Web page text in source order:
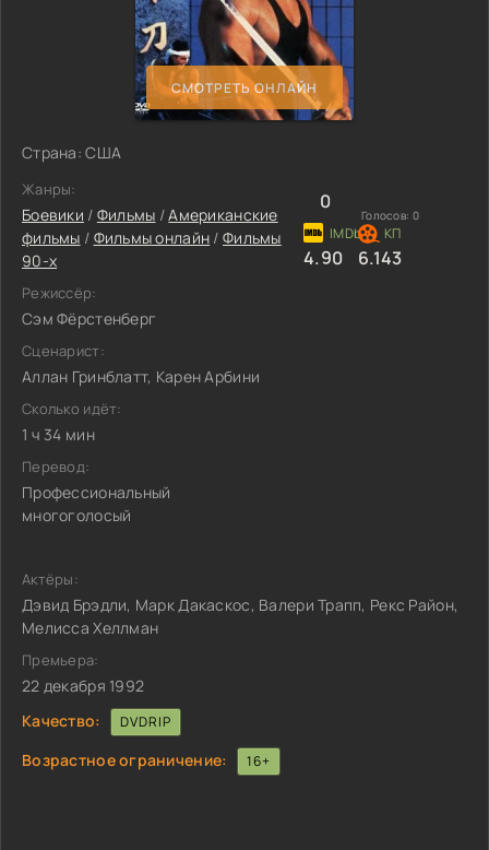
СМОТРЕТЬ ОНЛАЙН
Страна: США
Жанры:
Боевики / Фильмы /Американские
фильмы / Фильмы онлайн /Фильмы
90-х
Режиссёр:
Сэм Фёрстенберг
Сценарист:
Аллан Гринблатт, Карен Арбини
Сколько идёт:
1 ч 34 мин
Перевод:
Профессиональный
многоголосый
0
Голосов: 0
4.90 6.143
Актёры:
Дэвид Брэдли, Марк Дакаскос, Валери Трапп, Рекс Район,
Мелисса Хеллман
Премьера:
22 декабря 1992
Качество:
DVDRIP
Возрастное ограничение: 16+